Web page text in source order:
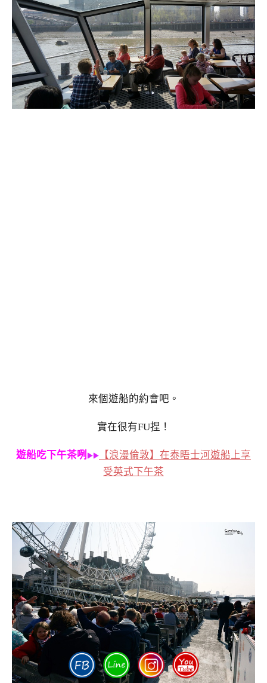
來個遊船的約會吧。
實在很有FU捏！
遊船吃下午茶咧
【浪漫倫敦】在泰晤士河遊船上享
受英式下午茶